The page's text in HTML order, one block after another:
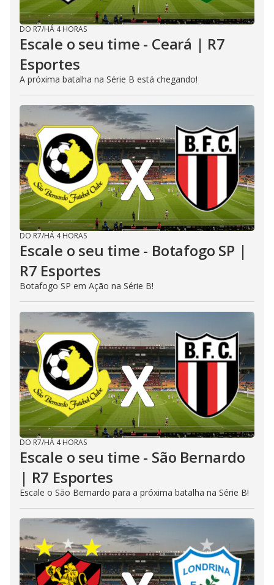
DO R7/HÁ 4 HORAS
Escale o seu time - Ceará | R7
Esportes
A próxima batalha na Série B está chegando!
DO R7/HÁ 4 HORAS
Escale o seu time - Botafogo SP |
R7 Esportes
Botafogo SP em Ação na Série B!
DO R7/HÁ 4 HORAS
Escale o seu time - São Bernardo
| R7 Esportes
Escale o São Bernardo para a próxima batalha na Série B!